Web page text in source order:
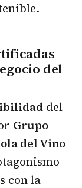
del
del
Grupo
del Vino
con la